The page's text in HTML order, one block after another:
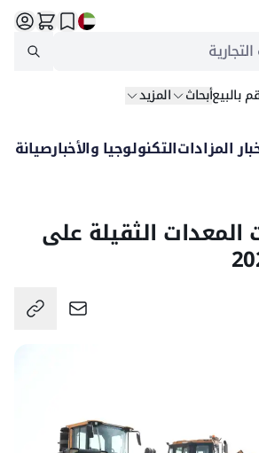
بالبيعأبحاث المزيد
المزاداتالتكنولوجيا والأخبارصيانة
الثقيلة على